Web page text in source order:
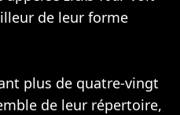
de leur forme
plus de quatre-vingt
de leur répertoire,